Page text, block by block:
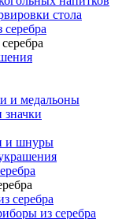
стола
и медальоны
и шнуры
серебра
из серебра